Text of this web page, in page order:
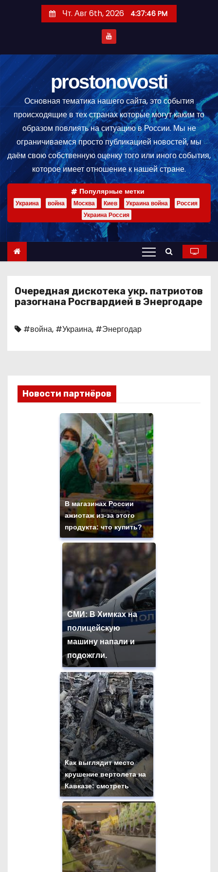
е
р
ж
м
Чт. Авг 6th, 2026 4:37:47 PM
prostonovosti
Основная тематика нашего сайта, это события
происходящие в тех странах которые могут каким то
образом повлиять на ситуацию в России. Мы не
ограничиваемся просто публикацией новостей, мы
даём свою собственную оценку того или иного события,
которое имеет отношение к нашей стране.
Популярные метки
Украина война Москва Киев Украина война
Россия
Украина Россия
Очередная дискотека укр. патриотов
разогнана Росгвардией в Энергодаре
#война, #Украина, #Энергодар
Новости партнёров
В магазинах России
ажиотаж из-за этого
продукта: что купить?
СМИ: В Химках на
полицейскую
машину напали и
подожгли.
Как выглядит место
крушение вертолета на
Кавказе: смотреть